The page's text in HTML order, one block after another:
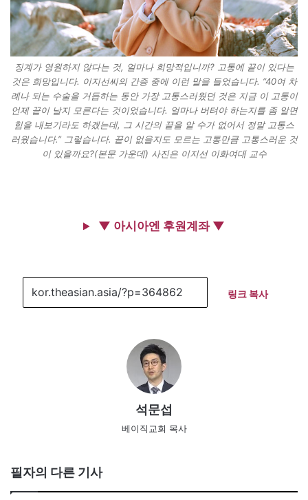
징계가 영원하지 않다는 것, 얼마나 희망적입니까? 고통에 끝이 있다는
것은 희망입니다. 이지선씨의 간증 중에 이런 말을 들었습니다. “40여 차
례나 되는 수술을 거듭하는 동안 가장 고통스러웠던 것은 지금 이 고통이
언제 끝이 날지 모른다는 것이었습니다. 얼마나 버텨야 하는지를 좀 알면
힘을 내보기라도 하겠는데, 그 시간의 끝을 알 수가 없어서 정말 고통스
러웠습니다.” 그렇습니다. 끝이 없을지도 모르는 고통만큼 고통스러운 것
이 있을까요?(본문 가운데) 사진은 이지선 이화여대 교수
▼ 아시아엔 후원계좌 ▼
링크 복사
석문섭
베이직교회 목사
필자의 다른 기사